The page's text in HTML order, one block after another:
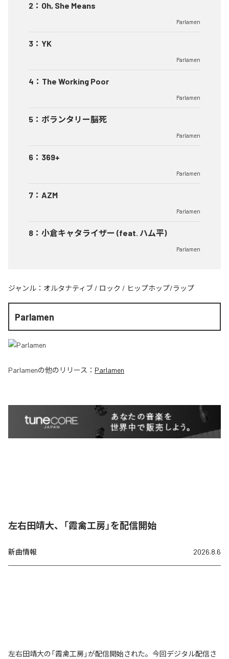
2 ： Oh, She Means
Parlamen
3 ： YK
Parlamen
4 ： The Working Poor
Parlamen
5 ： ボランタリー脳死
Parlamen
6 ： 369+
Parlamen
7 ： AZM
Parlamen
8 ： 小倉キャタライザー (feat. ハム平)
Parlamen
ジャンル： オルタナティブ / ロック / ヒップホップ/ラップ
Parlamen
Parlamenの他のリリース： Parlamen
左右田靖大、「霞禽工房」を配信開始
新曲情報 2026.8.6
左右田靖大の「霞禽工房」が配信開始された。今回デジタル配信さ